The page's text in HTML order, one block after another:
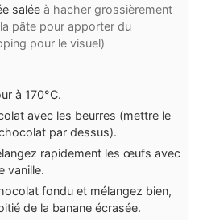
salée à hacher grossièrement
pâte pour apporter du
pour le visuel)
à 170°C.
avec les beurres (mettre le
par dessus).
rapidement les œufs avec
vanille.
fondu et mélangez bien,
de la banane écrasée.